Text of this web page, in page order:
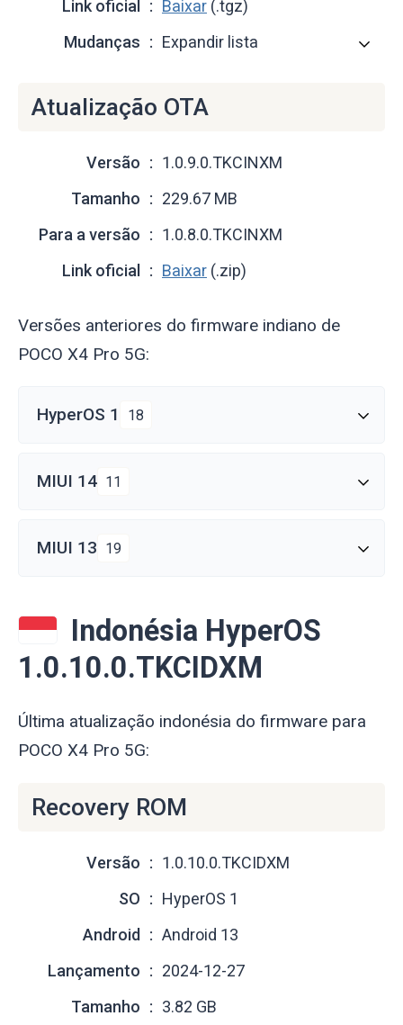
Link oficial Baixar (.tgz)
Mudanças
Expandir lista
Atualização OTA
Versão
1.0.9.0.TKCINXM
Tamanho
229.67 MB
Para a versão
1.0.8.0.TKCINXM
Link oficial
Baixar (.zip)
Versões anteriores do firmware indiano de
POCO X4 Pro 5G:
HyperOS 1 18
MIUI 14 11
MIUI 13 19
Indonésia HyperOS
1.0.10.0.TKCIDXM
Última atualização indonésia do firmware para
POCO X4 Pro 5G:
Recovery ROM
Versão
1.0.10.0.TKCIDXM
SO
HyperOS 1
Android
Android 13
Lançamento
2024-12-27
Tamanho
3.82 GB